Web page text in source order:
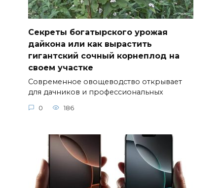
Секреты богатырского урожая
дайкона или как вырастить
гигантский сочный корнеплод на
своем участке
Современное овощеводство открывает
для дачников и профессиональных
0 186